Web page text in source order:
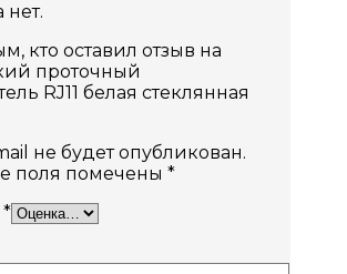
нет.
кто оставил отзыв на
проточный
RJ11 белая стеклянная
не будет опубликован.
поля помечены *
*